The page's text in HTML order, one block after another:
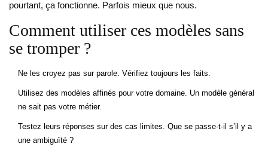
pourtant, ça fonctionne. Parfois mieux que nous.
Comment utiliser ces modèles sans
se tromper ?
Ne les croyez pas sur parole. Vérifiez toujours les faits.
Utilisez des modèles affinés pour votre domaine. Un modèle général
ne sait pas votre métier.
Testez leurs réponses sur des cas limites. Que se passe-t-il s’il y a
une ambiguïté ?